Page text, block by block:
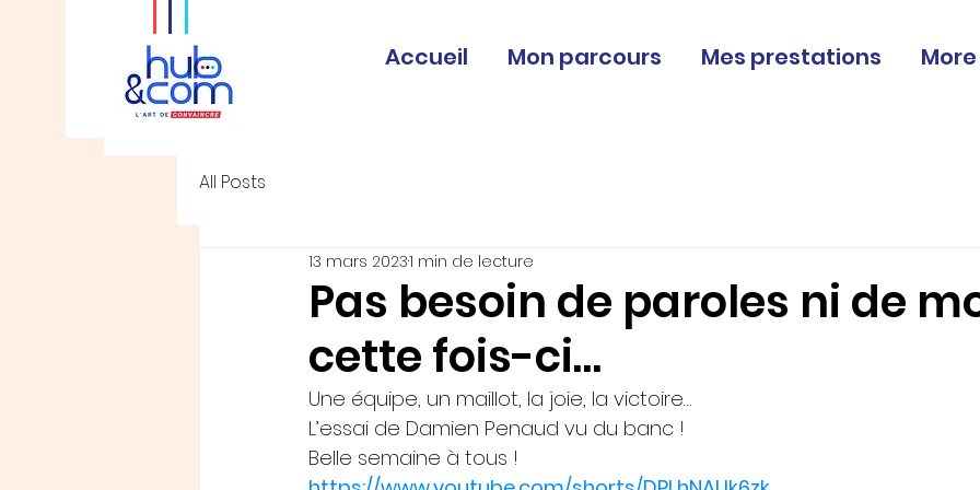
Accueil Mon parcours Mes prestations More
All Posts
Pas besoin de paroles ni de
cette fois-ci…
13 mars 20231 min de lecture
Une équipe, un maillot, la joie, la victoire…
L’essai de Damien Penaud vu du banc !
Belle semaine à tous !